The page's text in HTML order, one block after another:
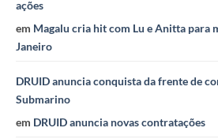
ações
em Magalu cria hit com Lu e Anitta para
Janeiro
DRUID anuncia conquista da frente de
Submarino
em DRUID anuncia novas contratações